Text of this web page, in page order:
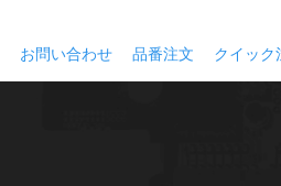
お問い合わせ 品番注文 クイック